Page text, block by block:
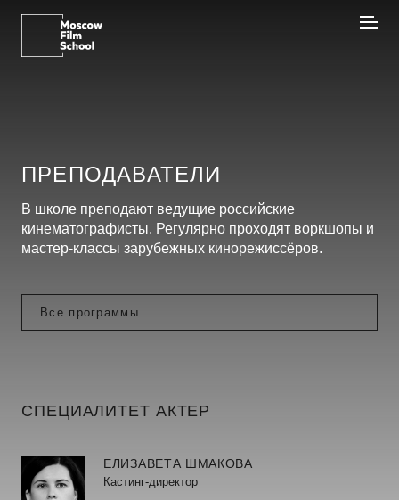
ПРЕПОДАВАТЕЛИ
В школе преподают ведущие российские
кинематографисты. Регулярно проходят воркшопы и
мастер-классы зарубежных кинорежиссёров.
СПЕЦИАЛИТЕТ АКТЕР
ЕЛИЗАВЕТА ШМАКОВА
Кастинг-директор